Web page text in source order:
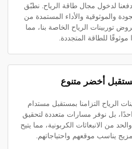
دفعنا لدخول مجال طاقة الرياح. نطبّق
والموثوقية والأداء المستمدة من
توربينات الرياح الخاصة بنا، مما
للطاقة المتجددة.
أخضر متنوع
الرياح التزامنا بمستقبل مستدام
بل نوفر مسارات متعددة لتحقيق
من الانبعاثات الكربونية، مما يتيح
يناسب موقعهم واحتياجاتهم.